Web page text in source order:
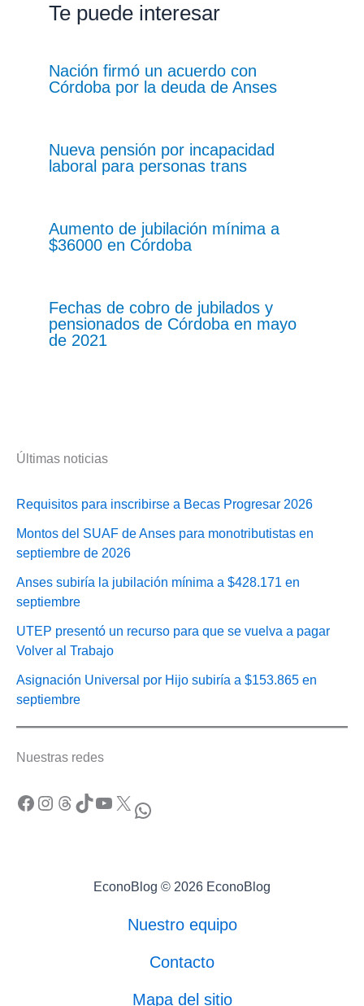
Te puede interesar
Nación firmó un acuerdo con
Córdoba por la deuda de Anses
Nueva pensión por incapacidad
laboral para personas trans
Aumento de jubilación mínima a
$36000 en Córdoba
Fechas de cobro de jubilados y
pensionados de Córdoba en mayo
de 2021
Últimas noticias
Requisitos para inscribirse a Becas Progresar 2026
Montos del SUAF de Anses para monotributistas en
septiembre de 2026
Anses subiría la jubilación mínima a $428.171 en
septiembre
UTEP presentó un recurso para que se vuelva a pagar
Volver al Trabajo
Asignación Universal por Hijo subiría a $153.865 en
septiembre
Nuestras redes
Facebook Instagram Threads TikTok YouTube X WhatsApp
EconoBlog © 2026 EconoBlog
Nuestro equipo
Contacto
Mapa del sitio